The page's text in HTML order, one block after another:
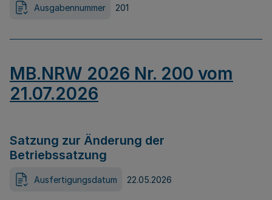
Ausgabennummer 201
MB.NRW 2026 Nr. 200 vom
21.07.2026
Satzung zur Änderung der
Betriebssatzung
Ausfertigungsdatum 22.05.2026